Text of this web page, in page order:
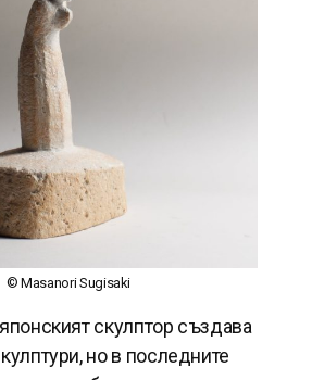
© Masanori Sugisaki
скулптор създава
но в последните